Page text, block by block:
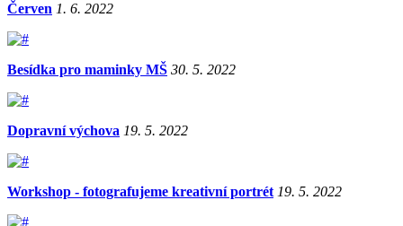
Červen 1. 6. 2022
Besídka pro maminky MŠ 30. 5. 2022
Dopravní výchova 19. 5. 2022
Workshop - fotografujeme kreativní portrét 19. 5. 2022